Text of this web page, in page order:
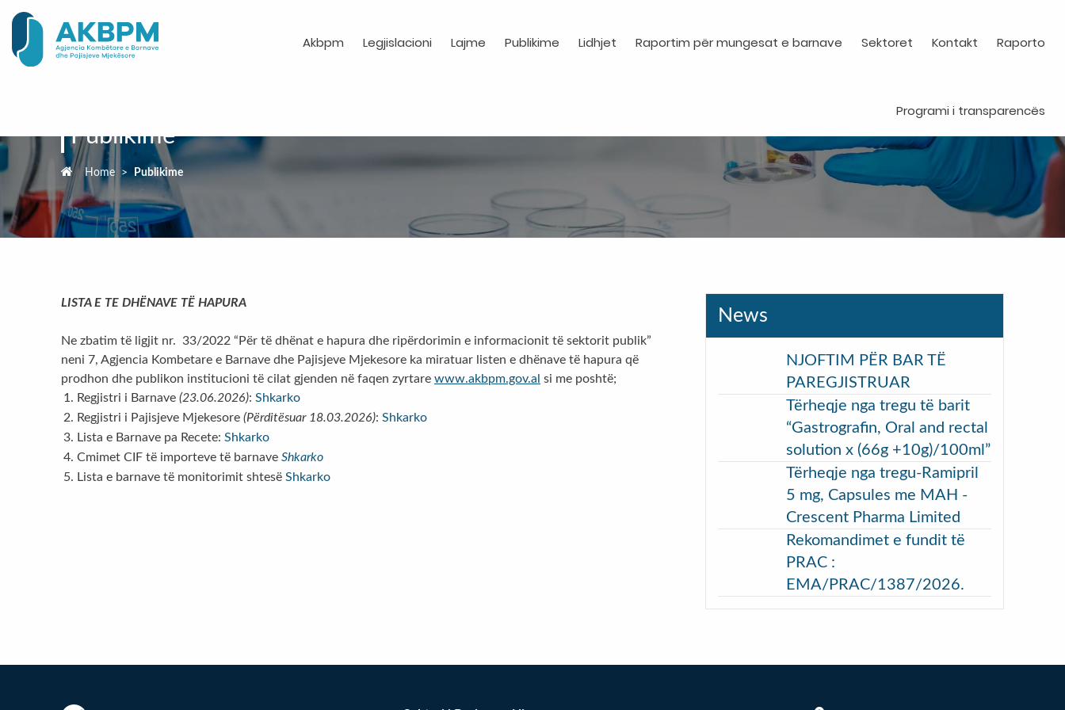
Akbpm Legjislacioni Lajme Publikime Lidhjet Raportim për mungesat e barnave Sektoret Kontakt Raporto
Programi i transparencës
Publikime
Home > Publikime
LISTA E TE DHËNAVE TË HAPURA
Ne zbatim të ligjit nr. 33/2022 “Për të dhënat e hapura dhe ripërdorimin e informacionit të sektorit publik”
neni 7, Agjencia Kombetare e Barnave dhe Pajisjeve Mjekesore ka miratuar listen e dhënave të hapura që
prodhon dhe publikon institucioni të cilat gjenden në faqen zyrtare www.akbpm.gov.al si me poshtë;
Regjistri i Barnave (23.06.2026): Shkarko
Regjistri i Pajisjeve Mjekesore (Përditësuar 18.03.2026): Shkarko
Lista e Barnave pa Recete: Shkarko
Cmimet CIF të importeve të barnave Shkarko
Lista e barnave të monitorimit shtesë Shkarko
News
NJOFTIM PËR BAR TË
PAREGJISTRUAR
Tërheqje nga tregu të barit
“Gastrografin, Oral and rectal
solution x (66g +10g)/100ml”
Tërheqje nga tregu-Ramipril
5 mg, Capsules me MAH -
Crescent Pharma Limited
Rekomandimet e fundit të
PRAC :
EMA/PRAC/1387/2026.